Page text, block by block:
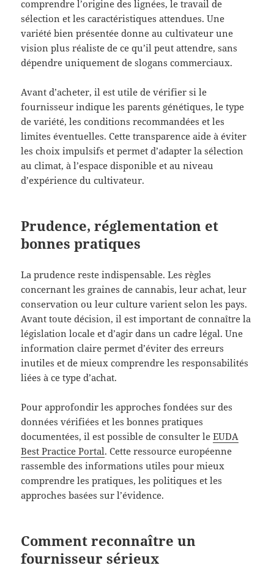
comprendre l’origine des lignées, le travail de
sélection et les caractéristiques attendues. Une
variété bien présentée donne au cultivateur une
vision plus réaliste de ce qu’il peut attendre, sans
dépendre uniquement de slogans commerciaux.
Avant d’acheter, il est utile de vérifier si le
fournisseur indique les parents génétiques, le type
de variété, les conditions recommandées et les
limites éventuelles. Cette transparence aide à éviter
les choix impulsifs et permet d’adapter la sélection
au climat, à l’espace disponible et au niveau
d’expérience du cultivateur.
Prudence, réglementation et
bonnes pratiques
La prudence reste indispensable. Les règles
concernant les graines de cannabis, leur achat, leur
conservation ou leur culture varient selon les pays.
Avant toute décision, il est important de connaître la
législation locale et d’agir dans un cadre légal. Une
information claire permet d’éviter des erreurs
inutiles et de mieux comprendre les responsabilités
liées à ce type d’achat.
Pour approfondir les approches fondées sur des
données vérifiées et les bonnes pratiques
documentées, il est possible de consulter leEUDA
Best Practice Portal. Cette ressource européenne
rassemble des informations utiles pour mieux
comprendre les pratiques, les politiques et les
approches basées sur l’évidence.
Comment reconnaître un
fournisseur sérieux